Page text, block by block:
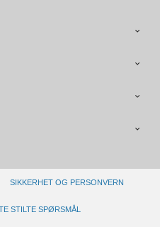
SIKKERHET OG PERSONVERN
STILTE SPØRSMÅL